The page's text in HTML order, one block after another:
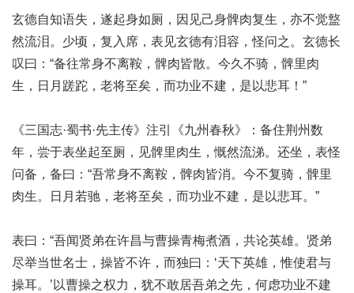
玄德自知语失，遂起身如厕，因见己身髀肉复生，亦不觉盩
然流泪。少顷，复入席，表见玄德有泪容，怪问之。玄德长
叹曰：“备往常身不离鞍，髀肉皆散。今久不骑，髀里肉
生，日月蹉跎，老将至矣，而功业不建，是以悲耳！”
《三国志·蜀书·先主传》注引《九州春秋》：备住荆州数
年，尝于表坐起至厕，见髀里肉生，慨然流涕。还坐，表怪
问备，备曰：“吾常身不离鞍，髀肉皆消。今不复骑，髀里
肉生。日月若驰，老将至矣，而功业不建，是以悲耳。”
表曰：“吾闻贤弟在许昌与曹操青梅煮酒，共论英雄。贤弟
尽举当世名士，操皆不许，而独曰：‘天下英雄，惟使君与
操耳。’以曹操之权力，犹不敢居吾弟之先，何虑功业不建